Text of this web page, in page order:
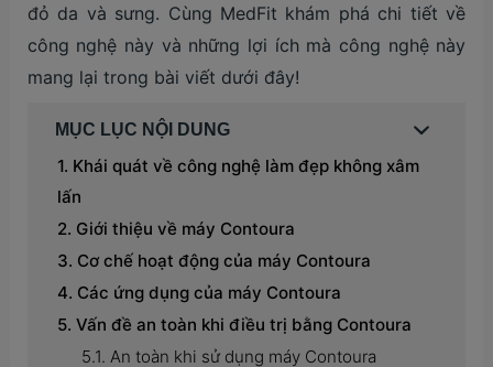
đỏ da và sưng. Cùng MedFit khám phá chi tiết về
công nghệ này và những lợi ích mà công nghệ này
mang lại trong bài viết dưới đây!
MỤC LỤC NỘI DUNG
Khái quát về công nghệ làm đẹp không xâm
lấn
Giới thiệu về máy Contoura
Cơ chế hoạt động của máy Contoura
Các ứng dụng của máy Contoura
Vấn đề an toàn khi điều trị bằng Contoura
An toàn khi sử dụng máy Contoura